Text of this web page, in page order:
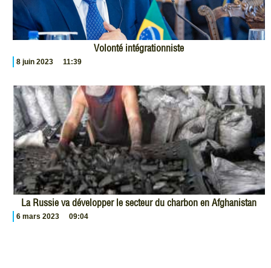
Volonté intégrationniste
8 juin 2023 11:39
La Russie va développer le secteur du charbon en Afghanistan
6 mars 2023 09:04